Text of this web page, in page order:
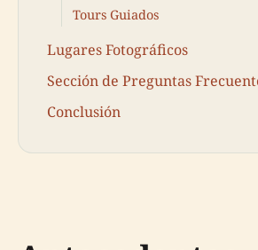
Tours Guiados
Lugares Fotográficos
Sección de Preguntas
Conclusión